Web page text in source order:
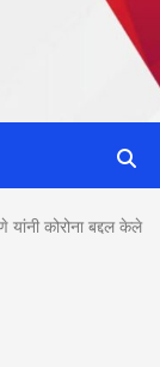
यांनी कोरोना बद्दल केले